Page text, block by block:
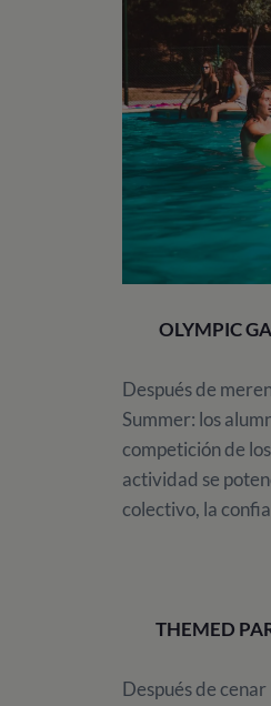
OLYMPIC
Después de
Summer: los
competición de
actividad se
colectivo, la
THEMED
Después de